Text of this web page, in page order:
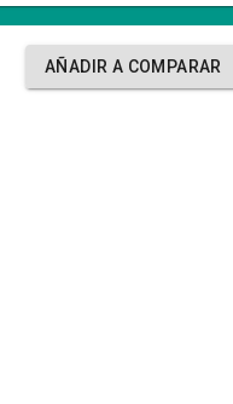
AÑADIR A COMPARAR